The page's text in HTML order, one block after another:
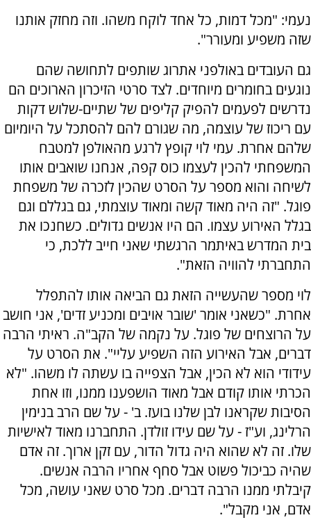
נעמי: "מכל דמות, כל אחד לוקח משהו. וזה מחזק אותנו
שזה משפיע ומעורר".
גם העובדים באולפני אתרוג שותפים לתחושה שהם
נוגעים בחומרים מיוחדים. לצד סרטי הזיכרון הארוכים הם
נדרשים לפעמים להפיק קליפים של שתיים-שלוש דקות
עם ריכוז של עוצמה, מה שגורם להם להסתכל על היומיום
שלהם אחרת. עמי לוי קופץ לרגע מהאולפן למטבח
המשפחתי להכין לעצמו כוס קפה, אנחנו שואבים אותו
לשיחה והוא מספר על הסרט שהכין לזכרה של משפחת
פוגל. "זה היה מאוד קשה ומאוד עוצמתי, גם בגללם וגם
בגלל האירוע עצמו. הם היו אנשים גדולים. כשחנכו את
בית המדרש באיתמר הרגשתי שאני חייב ללכת, כי
התחברתי להוויה הזאת".
לוי מספר שהעשייה הזאת גם הביאה אותו להתפלל
אחרת. "כשאני אומר 'שובר אויבים ומכניע זדים', אני חושב
על הרוצחים של פוגל. על נקמה של הקב"ה. ראיתי הרבה
דברים, אבל האירוע הזה השפיע עליי". את הסרט על
עידודי הוא לא הכין, אבל הצפייה בו עשתה לו משהו. "לא
הכרתי אותו קודם אבל מאוד הושפענו ממנו, וזו אחת
הסיבות שקראנו לבן שלנו בועז. ב' - על שם הרב בנימין
הרלינג, וע"ז - על שם עידו זולדן. התחברנו מאוד לאישיות
שלו. זה לא שהוא היה גדול הדור, עם זקן ארוך. זה אדם
שהיה כביכול פשוט אבל סחף אחריו הרבה אנשים.
קיבלתי ממנו הרבה דברים. מכל סרט שאני עושה, מכל
אדם, אני מקבל".